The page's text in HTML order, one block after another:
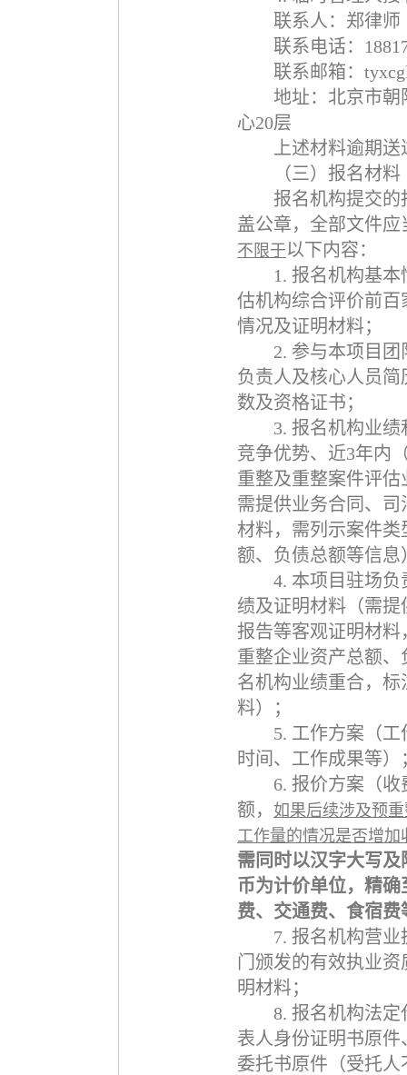
联系人：郑律师
联系电话：
联系邮箱：
地址：北京市
心20层
上述材料逾期
（三）报名材料
报名机构提交的
盖公章，全部文件
不限于以下内容：
1. 报名机构基本
估机构综合评价前百
情况及证明材料；
2. 参与本项目
负责人及核心人员
数及资格证书；
3. 报名机构业绩
竞争优势、近3年内
重整及重整案件评
需提供业务合同、
材料，需列示案件
额、负债总额等信息
4. 本项目驻场
绩及证明材料（需
报告等客观证明材
重整企业资产总额
名机构业绩重合，
料）；
5. 工作方案（
时间、工作成果等）
6. 报价方案（收
额， 如果后续涉及预
工作量的情况是否增
需同时以汉字大写
币为计价单位，精
费、交通费、食宿
7. 报名机构营业
门颁发的有效执业
明材料；
8. 报名机构法定
表人身份证明书原
委托书原件（受托人